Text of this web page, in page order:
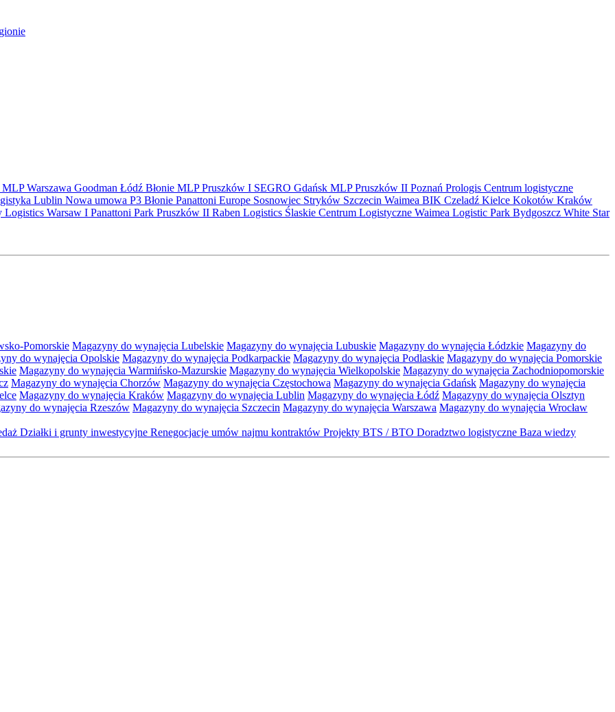
MLPWarszawa Goodman Łódź Błonie MLP Pruszków I SEGRO Gdańsk MLP Pruszków II Poznań Prologis Centrum logistyczne
Lublin Nowa umowa P3 Błonie Panattoni Europe Sosnowiec Stryków Szczecin Waimea BIK Czeladź Kielce Kokotów Kraków
Logistics Warsaw I Panattoni Park Pruszków II Raben Logistics Ślaskie Centrum Logistyczne Waimea Logistic Park Bydgoszcz White Star
Pomorskie Magazyny do wynajęcia Lubelskie Magazyny do wynajęcia Lubuskie Magazyny do wynajęcia Łódzkie Magazyny do
do wynajęcia Opolskie Magazyny do wynajęcia Podkarpackie Magazyny do wynajęcia Podlaskie Magazyny do wynajęcia Pomorskie
Magazyny do wynajęcia Warmińsko-Mazurskie Magazyny do wynajęcia Wielkopolskie Magazyny do wynajęcia Zachodniopomorskie
Magazyny do wynajęcia Chorzów Magazyny do wynajęcia Częstochowa Magazyny do wynajęcia Gdańsk Magazyny do wynajęcia
Magazyny do wynajęcia Kraków Magazyny do wynajęcia Lublin Magazyny do wynajęcia Łódź Magazyny do wynajęcia Olsztyn
do wynajęcia Rzeszów Magazyny do wynajęcia Szczecin Magazyny do wynajęcia Warszawa Magazyny do wynajęcia Wrocław
Działki i grunty inwestycyjne Renegocjacje umów najmu kontraktów Projekty BTS / BTO Doradztwo logistyczne Baza wiedzy